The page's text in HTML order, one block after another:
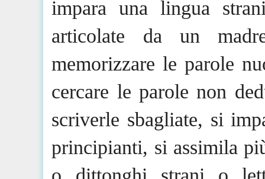
impara una lingua
articolate da un
memorizzare le parole
cercare le parole non
scriverle sbagliate, si
principianti, si assimila